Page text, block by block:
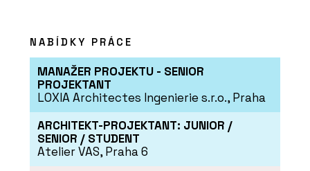
NABÍDKY PRÁCE
MANAŽER PROJEKTU - SENIOR
PROJEKTANT
LOXIA Architectes Ingenierie s.r.o., Praha
ARCHITEKT-PROJEKTANT: JUNIOR /
SENIOR / STUDENT
Atelier VAS, Praha 6